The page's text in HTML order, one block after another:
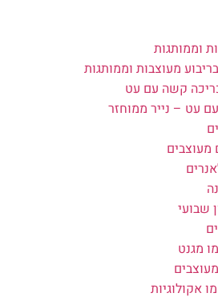
וממותגות
מעוצבות וממותגות
קשה עם עט
עט – נייר ממוחזר
מעוצבים
שבועי
מגנט
אקולוגיות